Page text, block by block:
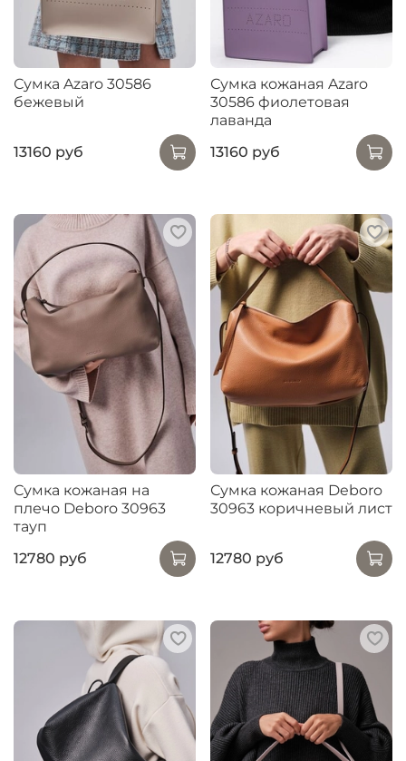
Сумка Azaro 30586
бежевый
13160 руб
Сумка кожаная Azaro
30586 фиолетовая
лаванда
13160 руб
Сумка кожаная на
плечо Deboro 30963
тауп
12780 руб
Сумка кожаная Deboro
30963 коричневый лист
12780 руб